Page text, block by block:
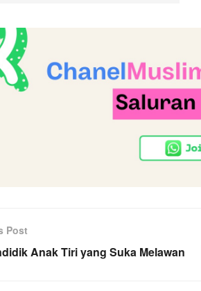
Post
Anak Tiri yang Suka Melawan